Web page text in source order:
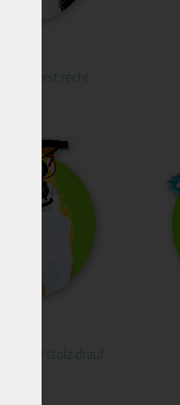
jetzt erst recht
und stolz drauf